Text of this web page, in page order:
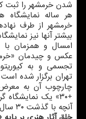
شدن خرمشهر را ثبت
هر ساله نمایشگاه
خرمشهر از طرف
بیشتر آنها نیز
امسال و همزمان با
تجسمی و به
چارچوب آن به
+۳۰» یك
آنچه با گذشت ۳۰ سال از اتمام جنگ بر این شهر گذشته، است.